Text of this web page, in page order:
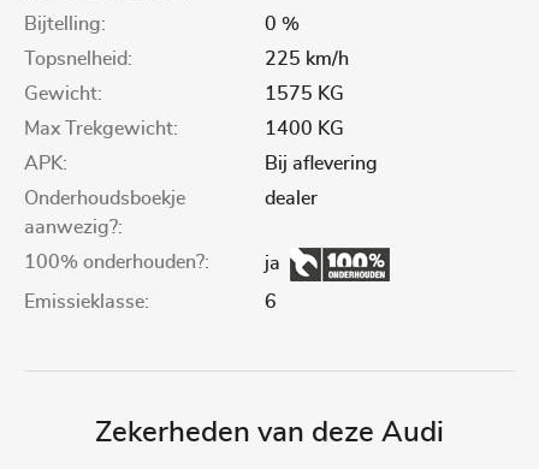
Bijtelling:
0 %
Topsnelheid:
225 km/h
Gewicht:
1575 KG
Max Trekgewicht:
1400 KG
APK:
Bij aflevering
Onderhoudsboekje
aanwezig?:
dealer
100% onderhouden?: ja
Emissieklasse: 6
Zekerheden van deze Audi